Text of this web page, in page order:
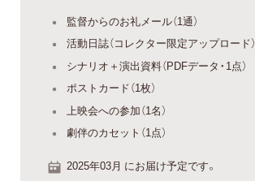
監督からのお礼メール（1通）
活動日誌（コレクター限定アップロード）
シナリオ＋演出資料（PDFデータ・1点）
ポストカード（1枚）
上映会への参加（1名）
劇伴のカセット（1点）
2025年03月 にお届け予定です。